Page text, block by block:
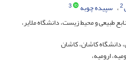
2 سپیده چوبه
3
طبیعی و محیط زیست، دانشگاه ملایر،
دانشگاه کاشان، کاشان
ارومیه،